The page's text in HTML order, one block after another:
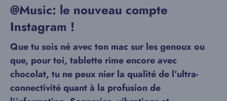
@Music: le nouveau compte
Instagram !
Que tu sois né avec ton mac sur les genoux ou
que, pour toi, tablette rime encore avec
chocolat, tu ne peux nier la qualité de l’ultra-
connectivité quant à la profusion de